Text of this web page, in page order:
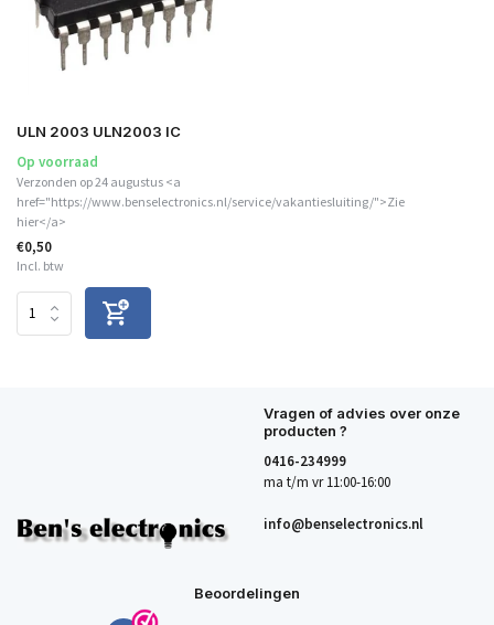
ULN 2003 ULN2003 IC
Op voorraad
Verzonden op 24 augustus <a
href="https://www.benselectronics.nl/service/vakantiesluiting/">Zie
hier</a>
€0,50
Incl. btw
Vragen of advies over onze
producten ?
0416-234999
ma t/m vr 11:00-16:00
info@benselectronics.nl
Beoordelingen